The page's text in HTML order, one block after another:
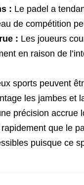
: Le padel a
de compétition
: Les joueurs
en raison de
sports peuvent
les jambes et
précision accrue
que le
puisque ce